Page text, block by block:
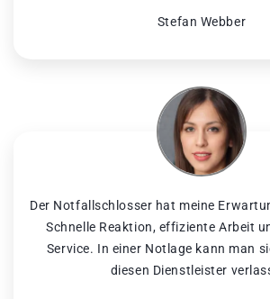
Stefan Webber
Der Notfallschlosser hat meine
Schnelle Reaktion, effiziente Arbeit
Service. In einer Notlage kann man
diesen Dienstleister